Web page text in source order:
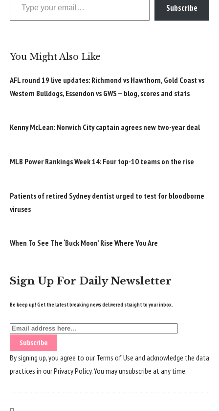
Subscribe
You Might Also Like
AFL round 19 live updates: Richmond vs Hawthorn, Gold Coast vs
Western Bulldogs, Essendon vs GWS — blog, scores and stats
Kenny McLean: Norwich City captain agrees new two-year deal
MLB Power Rankings Week 14: Four top-10 teams on the rise
Patients of retired Sydney dentist urged to test for bloodborne
viruses
When To See The ‘Buck Moon’ Rise Where You Are
Sign Up For Daily Newsletter
Be keep up! Get the latest breaking news delivered straight to your inbox.
By signing up, you agree to ourTerms of Use and acknowledge the data
practices in ourPrivacy Policy. You may unsubscribe at any time.